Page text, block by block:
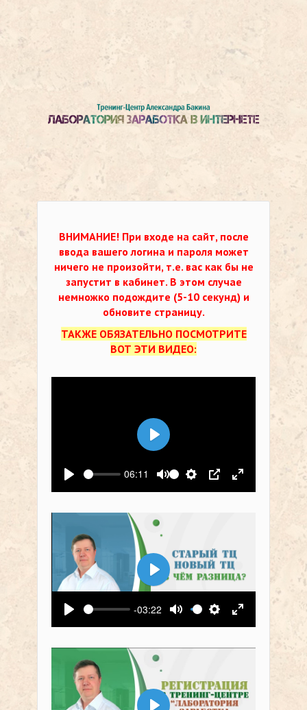
ВНИМАНИЕ! При входе на сайт, после
ввода вашего логина и пароля может
ничего не произойти, т.е. вас как бы не
запустит в кабинет. В этом случае
немножко подождите (5-10 секунд) и
обновите страницу.
ТАКЖЕ ОБЯЗАТЕЛЬНО ПОСМОТРИТЕ
ВОТ ЭТИ ВИДЕО:
Воспроизвести
06:11
Выключить звук
Настройки
PIP На весь
Воспроизвести
Воспроизвести
-03:22
Выключить звук
Настройки
На весь
Воспроизвести